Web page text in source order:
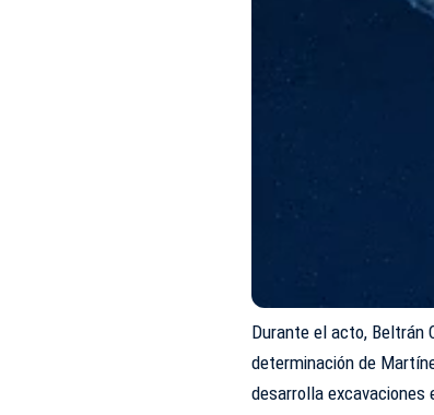
Durante el acto, Beltrán
determinación de
desarrolla excavaciones